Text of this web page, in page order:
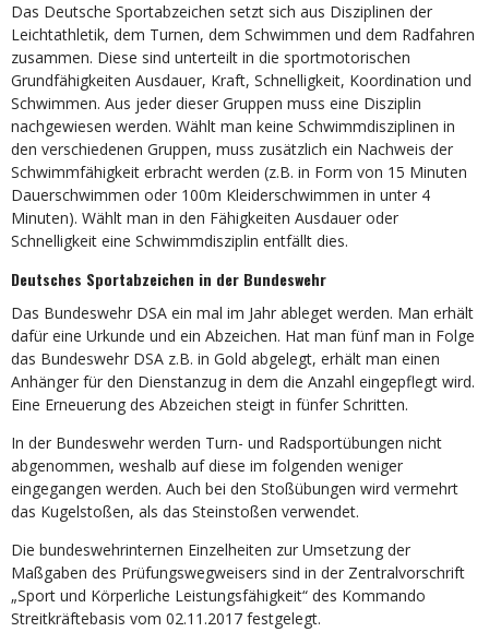
Das Deutsche Sportabzeichen setzt sich aus Disziplinen der
Leichtathletik, dem Turnen, dem Schwimmen und dem Radfahren
zusammen. Diese sind unterteilt in die sportmotorischen
Grundfähigkeiten Ausdauer, Kraft, Schnelligkeit, Koordination und
Schwimmen. Aus jeder dieser Gruppen muss eine Disziplin
nachgewiesen werden. Wählt man keine Schwimmdisziplinen in
den verschiedenen Gruppen, muss zusätzlich ein Nachweis der
Schwimmfähigkeit erbracht werden (z.B. in Form von 15 Minuten
Dauerschwimmen oder 100m Kleiderschwimmen in unter 4
Minuten). Wählt man in den Fähigkeiten Ausdauer oder
Schnelligkeit eine Schwimmdisziplin entfällt dies.
Deutsches Sportabzeichen in der Bundeswehr
Das Bundeswehr DSA ein mal im Jahr ableget werden. Man erhält
dafür eine Urkunde und ein Abzeichen. Hat man fünf man in Folge
das Bundeswehr DSA z.B. in Gold abgelegt, erhält man einen
Anhänger für den Dienstanzug in dem die Anzahl eingepflegt wird.
Eine Erneuerung des Abzeichen steigt in fünfer Schritten.
In der Bundeswehr werden Turn- und Radsportübungen nicht
abgenommen, weshalb auf diese im folgenden weniger
eingegangen werden. Auch bei den Stoßübungen wird vermehrt
das Kugelstoßen, als das Steinstoßen verwendet.
Die bundeswehrinternen Einzelheiten zur Umsetzung der
Maßgaben des Prüfungswegweisers sind in der Zentralvorschrift
„Sport und Körperliche Leistungsfähigkeit“ des Kommando
Streitkräftebasis vom 02.11.2017 festgelegt.